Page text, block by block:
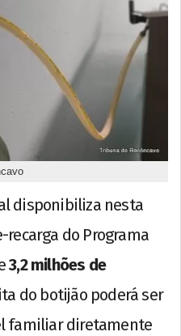
disponibiliza nesta
recarga do Programa
3,2 milhões de
do botijão poderá ser
familiar diretamente